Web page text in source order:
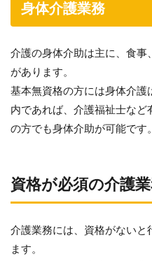
身体介護業務
介護の身体介助は主に、食
があります。
基本無資格の方には身体介護
内であれば、介護福祉士な
の方でも身体介助が可能です。
資格が必須の介護
介護業務には、資格がないと
ます。